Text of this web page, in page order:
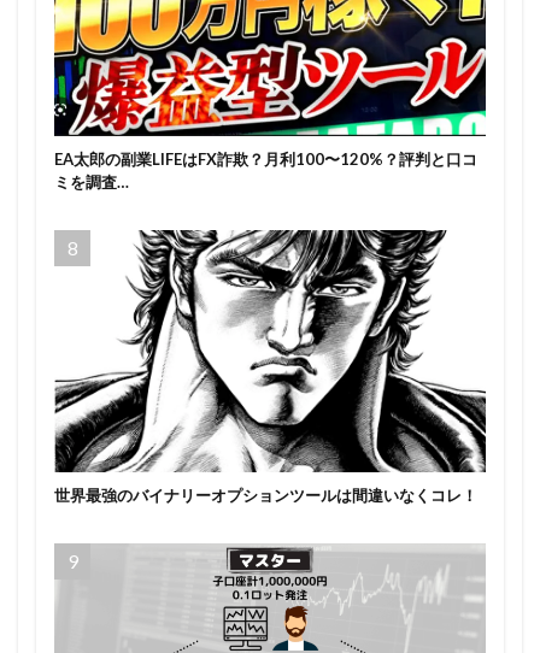
EA太郎の副業LIFEはFX詐欺？月利100〜120%？評判と口コ
ミを調査…
世界最強のバイナリーオプションツールは間違いなくコレ！